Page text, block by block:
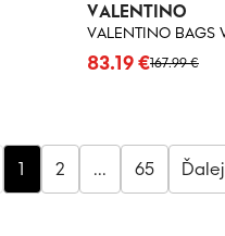
VALENTINO
167.99 €
83.19 €
1 2 ... 65 Ďalej